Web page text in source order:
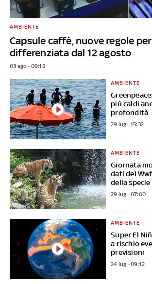
Capsule caffè, nuove regole
differenziata dal 12 agosto
AMBIENTE
03 ago - 09:15
più caldi
profondità
AMBIENTE
29 lug - 15:32
Giornata
dati del
della specie
AMBIENTE
29 lug - 07:00
Super El
a rischio
previsioni
AMBIENTE
24 lug - 09:12